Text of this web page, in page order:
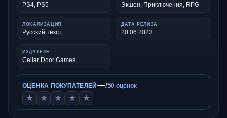
PS4, PS5 Экшен, Приключения, RPG
ЛОКАЛИЗАЦИЯ
Русский текст
ДАТА РЕЛИЗА
20.06.2023
ИЗДАТЕЛЬ
Cellar Door Games
ОЦЕНКА ПОКУПАТЕЛЕЙ—/50 оценок
★ ★ ★ ★ ★